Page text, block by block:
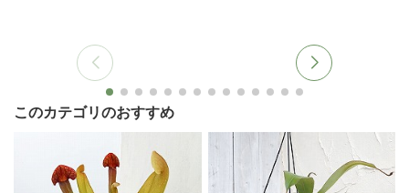
このカテゴリのおすすめ